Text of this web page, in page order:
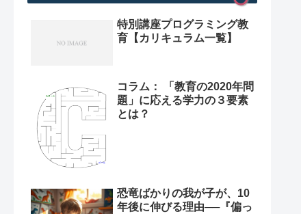
特別講座プログラミング教
育【カリキュラム一覧】
コラム： 「教育の2020年問
題」に応える学力の３要素
とは？
恐竜ばかりの我が子が、10
年後に伸びる理由──『偏っ